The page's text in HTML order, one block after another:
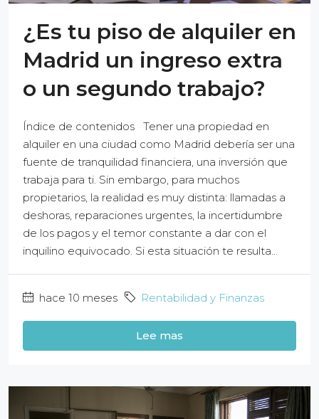
¿Es tu piso de alquiler en
Madrid un ingreso extra
o un segundo trabajo?
Índice de contenidos Tener una propiedad en
alquiler en una ciudad como Madrid debería ser una
fuente de tranquilidad financiera, una inversión que
trabaja para ti. Sin embargo, para muchos
propietarios, la realidad es muy distinta: llamadas a
deshoras, reparaciones urgentes, la incertidumbre
de los pagos y el temor constante a dar con el
inquilino equivocado. Si esta situación te resulta...
hace 10 meses Rentabilidad y Finanzas
Lee mas